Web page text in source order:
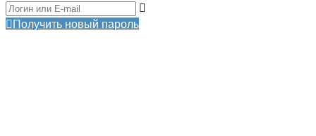
Получить новый пароль